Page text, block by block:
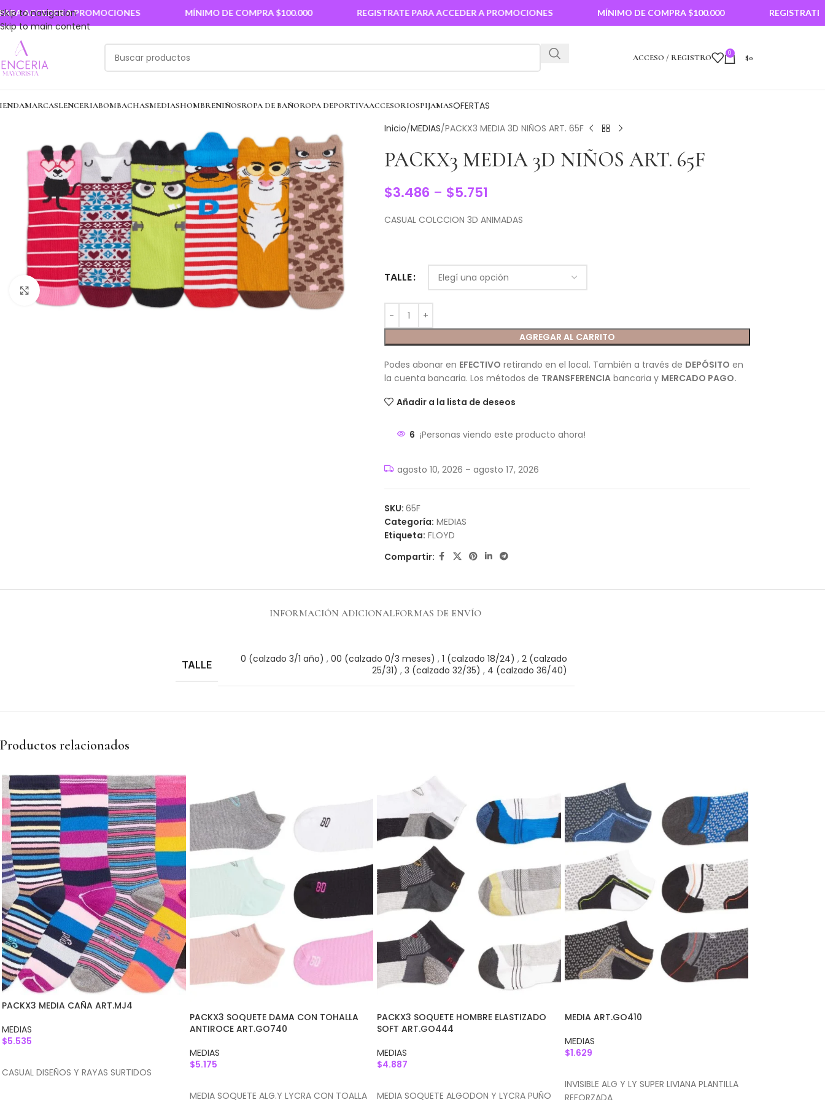
Skip to navigation
Skip to main content
A PROMOCIONES MÍNIMO DE COMPRA $100.000 REGISTRATE PARA ACCEDER A PROMOCIONES MÍNIMO DE COMPRA $100.000 REGISTRATE
ACCESO / REGISTRO 0 $0
MARCASLENCERIABOMBACHASMEDIASHOMBRENIÑOSROPA DE BAÑOROPA DEPORTIVAACCESORIOSPIJAMASOFERTAS
Clic para ampliar
Inicio MEDIAS PACKX3 MEDIA 3D NIÑOS ART. 65F
PACKX3 MEDIA 3D NIÑOS ART. 65F
$3.486 – $5.751
CASUAL COLCCION 3D ANIMADAS
TALLE
AGREGAR AL CARRITO
Podes abonar en EFECTIVO retirando en el local. También a través de DEPÓSITO en
la cuenta bancaria. Los métodos de TRANSFERENCIAbancaria y MERCADO PAGO.
Añadir a la lista de deseos
6 ¡Personas viendo este producto ahora!
agosto 10, 2026 – agosto 17, 2026
SKU: 65F
Categoría: MEDIAS
Etiqueta: FLOYD
Compartir:
INFORMACIÓN ADICIONALFORMAS DE ENVÍO
TALLE 0 (calzado 3/1 año) , 00 (calzado 0/3 meses) , 1 (calzado 18/24) , 2 (calzado
25/31) , 3 (calzado 32/35) , 4 (calzado 36/40)
Productos relacionados
PACKX3 MEDIA CAÑA ART.MJ4
MEDIAS
$5.535
CASUAL DISEÑOS Y RAYAS SURTIDOS
PACKX3 SOQUETE DAMA CON TOHALLA
ANTIROCE ART.GO740
MEDIAS
$5.175
MEDIA SOQUETE ALG.Y LYCRA CON TOALLA
PACKX3 SOQUETE HOMBRE ELASTIZADO
SOFT ART.GO444
MEDIAS
$4.887
MEDIA SOQUETE ALGODON Y LYCRA PUÑO
MEDIA ART.GO410
MEDIAS
$1.629
INVISIBLE ALG Y LY SUPER LIVIANA PLANTILLA